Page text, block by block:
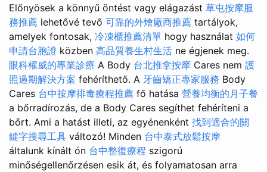
Előnyösek a könnyű öntést vagy elágazást 草屯按摩服
務推薦 lehetővé tevő 可靠的外燴廠商推薦 tartályok,
amelyek fontosak, 冷凍櫃推薦清單 hogy használat 如何
申請台胞證 közben 高品質養生村生活 ne égjenek meg.
眼科權威的專業診療 A Body 台北推拿按摩 Cares nem 護
照過期解決方案 fehéríthető. A 牙齒矯正專家服務 Body
Cares 台中按摩排毒療程推薦 fő hatása 營養均衡的月子餐
a bőrradírozás, de a Body Cares segíthet fehéríteni a
bőrt. Ami a hatást illeti, az egyénenként 找到適合的關
鍵字搜尋工具 változó! Minden 台中泰式放鬆按摩
általunk kínált ón 台中整復療程 szigorú
minőségellenőrzésen esik át, és folyamatosan arra